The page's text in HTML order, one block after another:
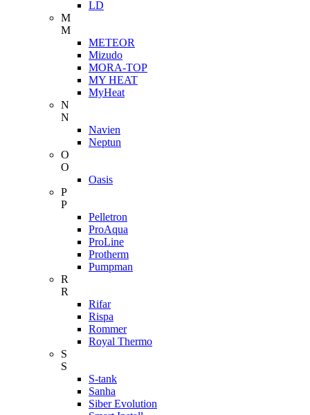
LD
M
M
METEOR
Mizudo
MORA-TOP
MY HEAT
MyHeat
N
N
Navien
Neptun
O
O
Oasis
P
P
Pelletron
ProAqua
ProLine
Protherm
Pumpman
R
R
Rifar
Rispa
Rommer
Royal Thermo
S
S
S-tank
Sanha
Siber Evolution